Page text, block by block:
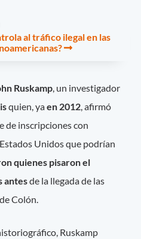
al tráfico ilegal en las
Ruskamp, un investigador
quien, yaen 2012, afirmó
de inscripciones con
Unidos que podrían
quienes pisaron el
antesde la llegada de las
Colón.
Ruskamp